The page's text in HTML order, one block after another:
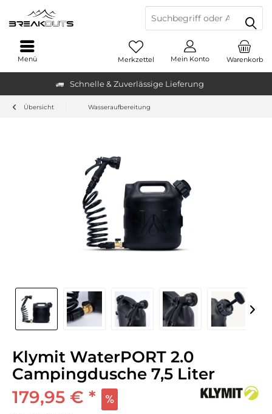
Schnelle & Zuverlässige Lieferung
Warenkorb
Merkzettel Mein Konto
Menü
Übersicht Wasseraufbereitung
Klymit WaterPORT 2.0
Campingdusche 7,5 Liter
179,95 € *